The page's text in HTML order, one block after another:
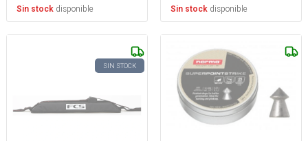
Sin stock disponible Sin stock disponible
SIN STOCK